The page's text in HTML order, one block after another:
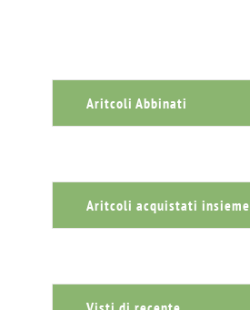
Aritcoli Abbinati
Aritcoli acquistati insieme